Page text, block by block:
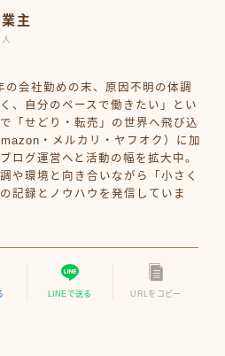
主
会社勤めの末、原因不明の体調
、自分のペースで働きたい」とい
「せどり・転売」の世界へ飛び込
・メルカリ・ヤフオク）に加
ログ運営へと活動の幅を拡大中。
や環境と向き合いながら「小さく
記録とノウハウを発信していま
LINEで送る URLをコピー